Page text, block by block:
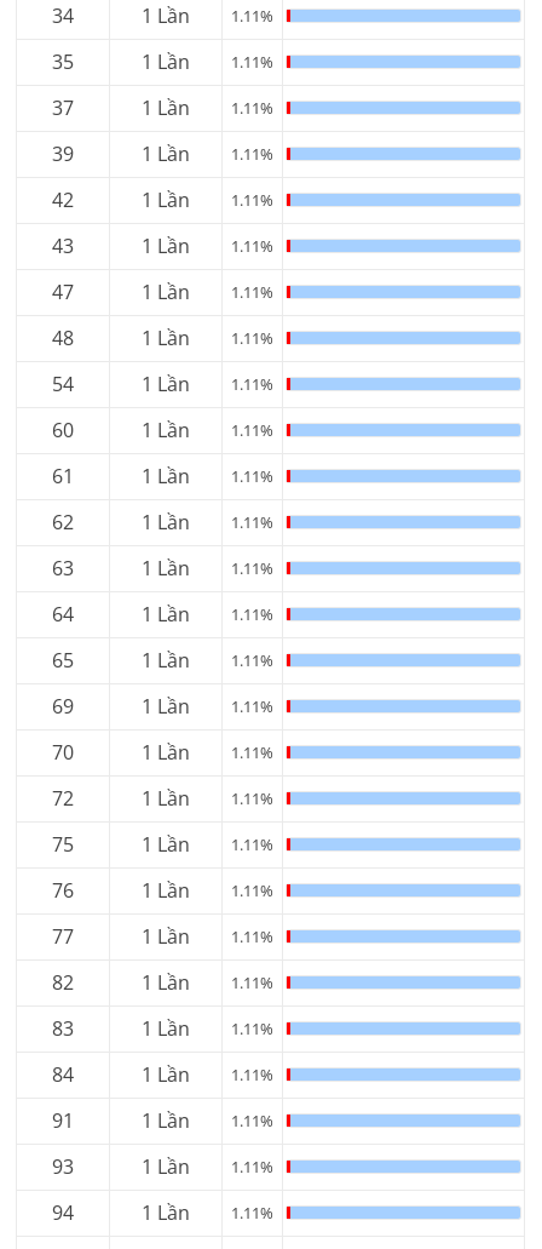
34 1 Lần 1.11%
35 1 Lần 1.11%
37 1 Lần 1.11%
39 1 Lần 1.11%
42 1 Lần 1.11%
43 1 Lần 1.11%
47 1 Lần 1.11%
48 1 Lần 1.11%
54 1 Lần 1.11%
60 1 Lần 1.11%
61 1 Lần 1.11%
62 1 Lần 1.11%
63 1 Lần 1.11%
64 1 Lần 1.11%
65 1 Lần 1.11%
69 1 Lần 1.11%
70 1 Lần 1.11%
72 1 Lần 1.11%
75 1 Lần 1.11%
76 1 Lần 1.11%
77 1 Lần 1.11%
82 1 Lần 1.11%
83 1 Lần 1.11%
84 1 Lần 1.11%
91 1 Lần 1.11%
93 1 Lần 1.11%
94 1 Lần 1.11%